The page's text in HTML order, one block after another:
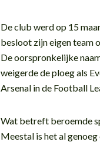
De club werd op 15
besloot zijn eigen team
De oorspronkelijke
weigerde de ploeg als
Arsenal in de Football
Wat betreft beroemde
Meestal is het al genoeg